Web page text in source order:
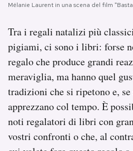
I MIEI PREFERITI
SHOP
CALENDARIO
AREA PERSONALE
Area Personale
Newsletter
Mélanie Laurent in una scena del film
Tra i regali natalizi più
pigiami, ci sono i libri: forse
regalo che produce grandi
meraviglia, ma hanno quel
tradizioni che si ripetono e,
apprezzano col tempo. È
noti regalatori di libri con
vostri confronti o che, al